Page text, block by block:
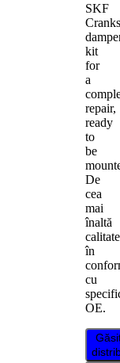
SKF
kit
for
a
repair,
ready
to
be
De
cea
mai
înaltă
în
cu
OE.